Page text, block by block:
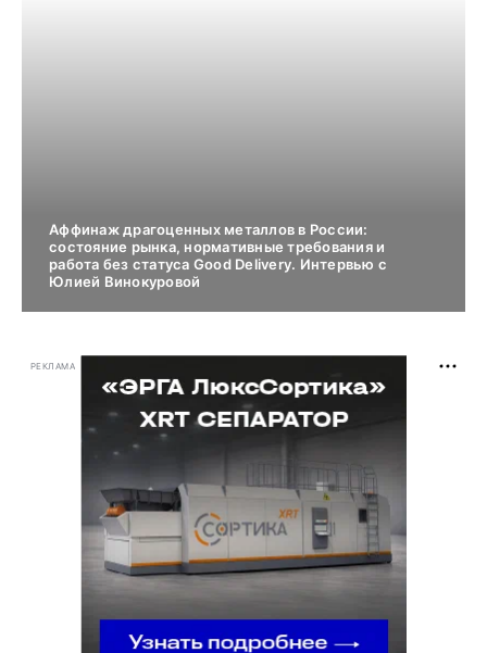
Аффинаж драгоценных металлов в России:
состояние рынка, нормативные требования и
работа без статуса Good Delivery. Интервью с
Юлией Винокуровой
РЕКЛАМА